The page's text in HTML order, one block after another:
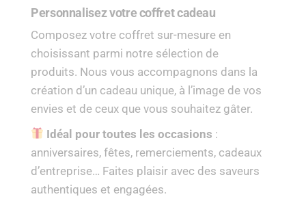
Personnalisez votre coffret cadeau
Composez votre coffret sur-mesure en
choisissant parmi notre sélection de
produits. Nous vous accompagnons dans la
création d’un cadeau unique, à l’image de vos
envies et de ceux que vous souhaitez gâter.
Idéal pour toutes les occasions :
anniversaires, fêtes, remerciements, cadeaux
d’entreprise… Faites plaisir avec des saveurs
authentiques et engagées.